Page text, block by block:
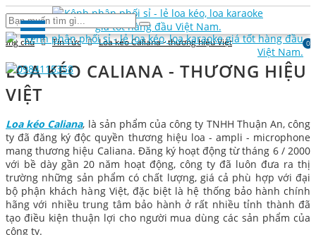
0
chủ Tin Tức Loa kéo Caliana - thương hiệu Việt
LOA KÉO CALIANA - THƯƠNG HIỆU
VIỆT
Loa kéo Caliana, là sản phẩm của công ty TNHH Thuận An, công
ty đã đăng ký độc quyền thương hiệu loa - ampli - microphone
mang thương hiệu Caliana. Đăng ký hoạt động từ tháng 6 / 2000
với bề dày gần 20 năm hoạt động, công ty đã luôn đưa ra thị
trường những sản phẩm có chất lượng, giá cả phù hợp với đại
bộ phận khách hàng Việt, đặc biệt là hệ thống bảo hành chính
hãng với nhiều trung tâm bảo hành ở rất nhiều tỉnh thành đã
tạo điều kiện thuận lợi cho người mua dùng các sản phẩm của
công ty.